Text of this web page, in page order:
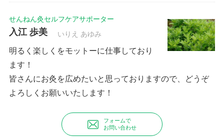
せんねん灸セルフケアサポーター
入江 歩美 いりえ あゆみ
明るく楽しくをモットーに仕事しており
ます！
皆さんにお灸を広めたいと思っておりますので、どうぞ
よろしくお願いいたします！
フォームで
お問い合わせ